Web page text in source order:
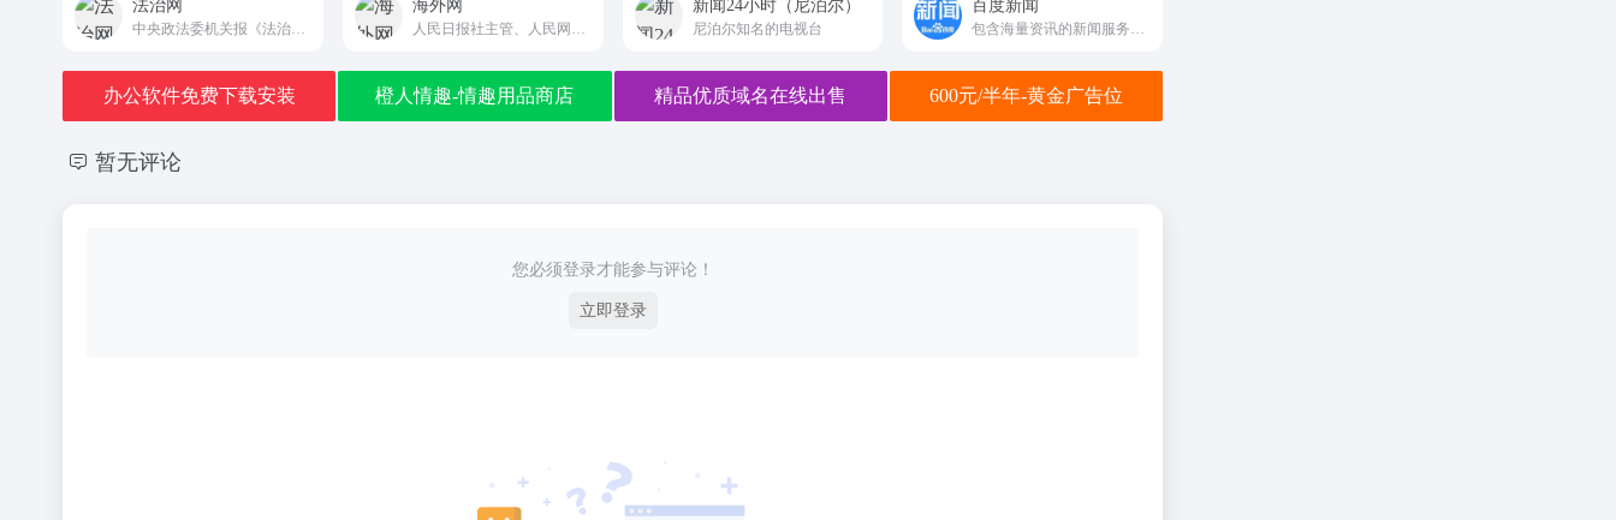
法治网 海外网 新闻24小时（尼泊尔）
尼泊尔知名的电视台
百度新闻
办公软件免费下载安装 橙人情趣-情趣用品商店 精品优质域名在线出售 600元/半年-黄金广告位
暂无评论
您必须登录才能参与评论！
立即登录